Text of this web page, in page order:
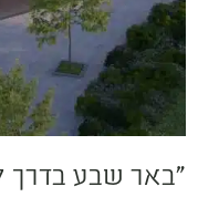
"באר שבע בדרך